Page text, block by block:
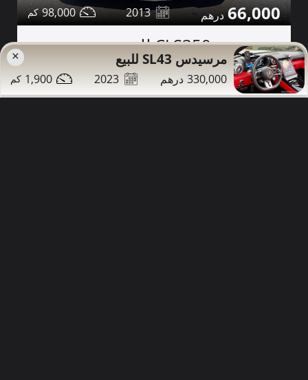
66,000
2013
98,000
مرسيدس CLS350 للبيع
تواصل التفاصيل مشاركة
× مرسيدس SL43 للبيع
330,000
2023
1,900